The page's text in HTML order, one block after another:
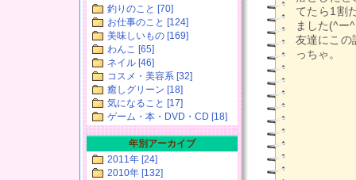
てたら1割
ました(^ー
友達にこの
っちゃ。
釣りのこと [70]
お仕事のこと [124]
美味しいもの [169]
わんこ [65]
ネイル [46]
コスメ・美容系 [32]
癒しグリーン [18]
気になること [17]
ゲーム・本・DVD・CD [18]
年別アーカイブ
2011年 [24]
2010年 [132]